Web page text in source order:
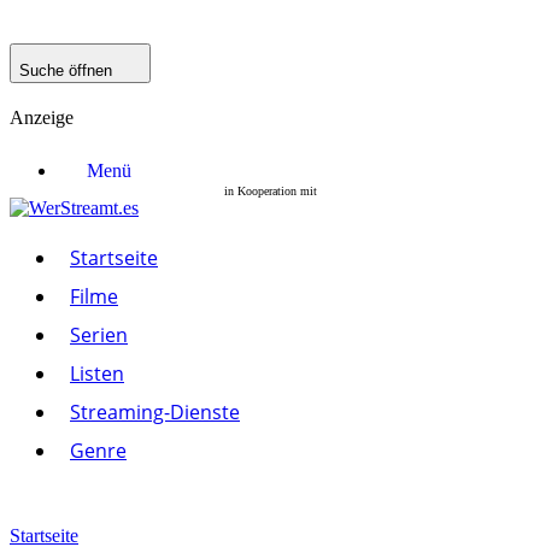
Suche öffnen
Anzeige
Menü
Startseite
Serien
Streaming-Dienste
Paramount+
Netflix
Startseite
Filme
Serien
Listen
Streaming-Dienste
Genre
Startseite